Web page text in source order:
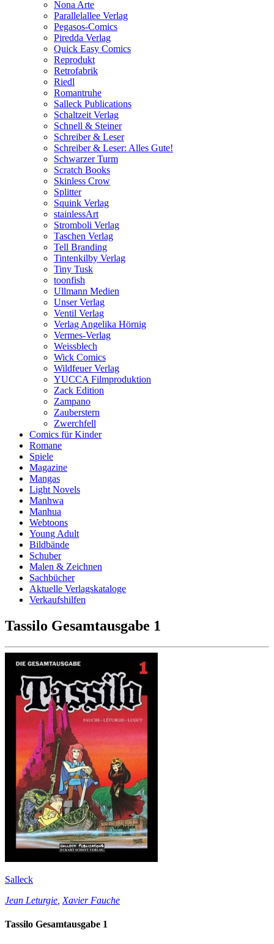
Nona Arte
Parallelallee Verlag
Pegasos-Comics
Piredda Verlag
Quick Easy Comics
Reprodukt
Retrofabrik
Riedl
Romantruhe
Salleck Publications
Schaltzeit Verlag
Schnell & Steiner
Schreiber & Leser
Schreiber & Leser: Alles Gute!
Schwarzer Turm
Scratch Books
Skinless Crow
Splitter
Squink Verlag
stainlessArt
Stromboli Verlag
Taschen Verlag
Tell Branding
Tintenkilby Verlag
Tiny Tusk
toonfish
Ullmann Medien
Unser Verlag
Ventil Verlag
Verlag Angelika Hörnig
Vermes-Verlag
Weissblech
Wick Comics
Wildfeuer Verlag
YUCCA Filmproduktion
Zack Edition
Zampano
Zauberstern
Zwerchfell
Comics für Kinder
Romane
Spiele
Magazine
Mangas
Light Novels
Manhwa
Manhua
Webtoons
Young Adult
Bildbände
Schuber
Malen & Zeichnen
Sachbücher
Aktuelle Verlagskataloge
Verkaufshilfen
Tassilo Gesamtausgabe 1
Salleck
Jean Leturgie Xavier Fauche
Tassilo Gesamtausgabe 1